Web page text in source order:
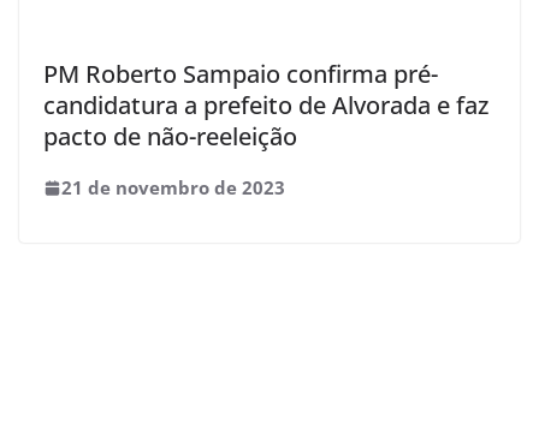
PM Roberto Sampaio confirma pré-
candidatura a prefeito de Alvorada e faz
pacto de não-reeleição
21 de novembro de 2023